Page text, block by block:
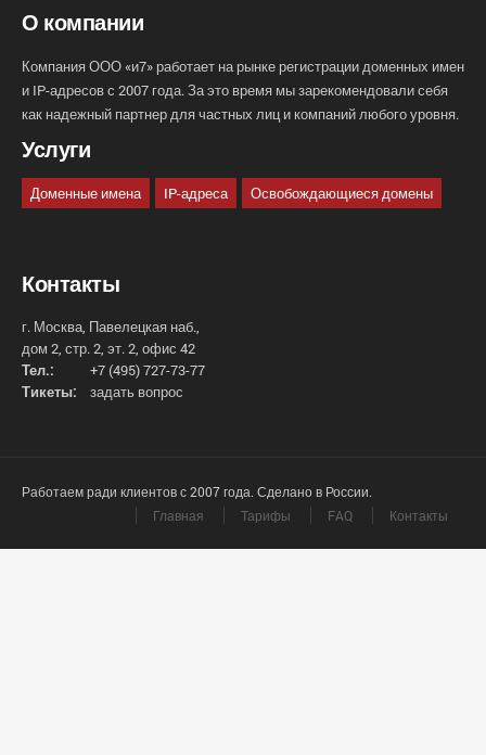
О компании
Компания ООО «и7» работает на рынке регистрации доменных имен
и IP-адресов с 2007 года. За это время мы зарекомендовали себя
как надежный партнер для частных лиц и компаний любого уровня.
Услуги
Доменные имена IP-адреса Освобождающиеся домены
Контакты
г. Москва, Павелецкая наб.,
дом 2, стр. 2, эт. 2, офис 42
Тел.:
+7 (495) 727-73-77
Тикеты:
задать вопрос
Работаем ради клиентов с 2007 года. Сделано в России.
Главная
Тарифы FAQ Контакты